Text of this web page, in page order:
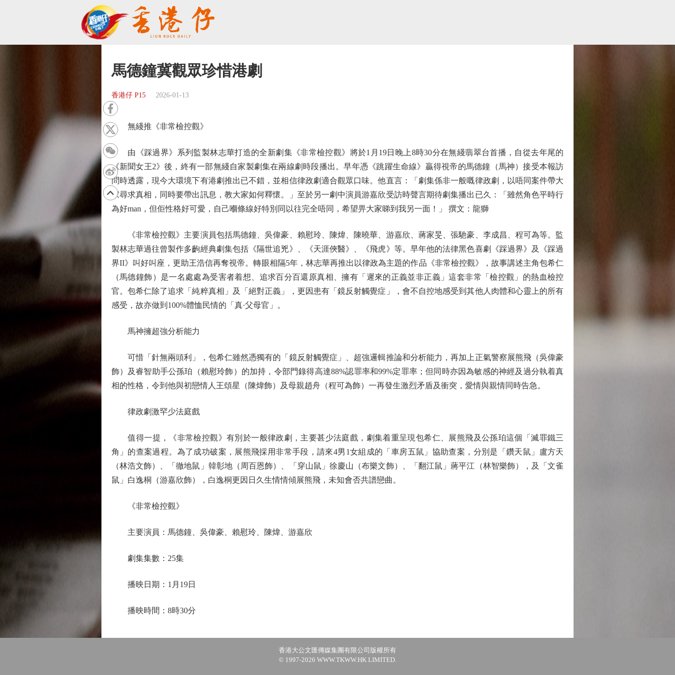
馬德鐘冀觀眾珍惜港劇
香港仔 P15 2026-01-13
無綫推《非常檢控觀》
由《踩過界》系列監製林志華打造的全新劇集《非常檢控觀》將於1月19日晚上8時30分在無綫翡翠台首播，自從去年尾的
《新聞女王2》後，終有一部無綫自家製劇集在兩線劇時段播出。早年憑《跳躍生命線》贏得視帝的馬德鐘（馬神）接受本報訪
問時透露，現今大環境下有港劇推出已不錯，並相信律政劇適合觀眾口味。他直言：「劇集係非一般嘅律政劇，以唔同案件帶大
家尋求真相，同時要帶出訊息，教大家如何釋懷。」至於另一劇中演員游嘉欣受訪時聲言期待劇集播出已久：「雖然角色平時行
為好man，但佢性格好可愛，自己嗰條線好特別同以往完全唔同，希望畀大家睇到我另一面！」 撰文：龍獅
《非常檢控觀》主要演員包括馬德鐘、吳偉豪、賴慰玲、陳煒、陳曉華、游嘉欣、蔣家旻、張馳豪、李成昌、程可為等。監
製林志華過往曾製作多齣經典劇集包括《隔世追兇》、《天涯俠醫》、《飛虎》等。早年他的法律黑色喜劇《踩過界》及《踩過
界II》叫好叫座，更助王浩信再奪視帝。轉眼相隔5年，林志華再推出以律政為主題的作品《非常檢控觀》，故事講述主角包希仁
（馬德鐘飾）是一名處處為受害者着想、追求百分百還原真相、擁有「遲來的正義並非正義」這套非常「檢控觀」的熱血檢控
官。包希仁除了追求「純粹真相」及「絕對正義」，更因患有「鏡反射觸覺症」，會不自控地感受到其他人肉體和心靈上的所有
感受，故亦做到100%體恤民情的「真·父母官」。
馬神擁超強分析能力
可惜「針無兩頭利」，包希仁雖然憑獨有的「鏡反射觸覺症」、超強邏輯推論和分析能力，再加上正氣警察展熊飛（吳偉豪
飾）及睿智助手公孫珀（賴慰玲飾）的加持，令部門錄得高達88%認罪率和99%定罪率；但同時亦因為敏感的神經及過分執着真
相的性格，令到他與初戀情人王頌星（陳煒飾）及母親趙舟（程可為飾）一再發生激烈矛盾及衝突，愛情與親情同時告急。
律政劇激罕少法庭戲
值得一提，《非常檢控觀》有別於一般律政劇，主要甚少法庭戲，劇集着重呈現包希仁、展熊飛及公孫珀這個「滅罪鐵三
角」的查案過程。為了成功破案，展熊飛採用非常手段，請來4男1女組成的「車房五鼠」協助查案，分別是「鑽天鼠」盧方天
（林浩文飾）、「徹地鼠」韓彰地（周百恩飾）、「穿山鼠」徐慶山（布樂文飾）、「翻江鼠」蔣平江（林智樂飾），及「文雀
鼠」白逸桐（游嘉欣飾），白逸桐更因日久生情情傾展熊飛，未知會否共譜戀曲。
《非常檢控觀》
主要演員：馬德鐘、吳偉豪、賴慰玲、陳煒、游嘉欣
劇集集數：25集
播映日期：1月19日
播映時間：8時30分
香港大公文匯傳媒集團有限公司版權所有
© 1997-2026 WWW.TKWW.HK LIMITED.